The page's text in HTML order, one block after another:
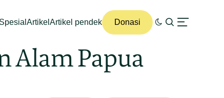
Artikel Artikel pendek Donasi
Alam Papua